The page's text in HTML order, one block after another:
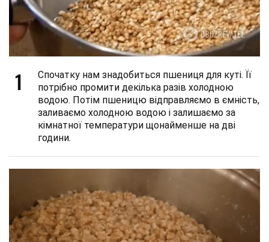
1
Спочатку нам знадобиться пшениця для куті. Її
потрібно промити декілька разів холодною
водою. Потім пшеницю відправляємо в ємність,
заливаємо холодною водою і залишаємо за
кімнатної температури щонайменше на дві
години.